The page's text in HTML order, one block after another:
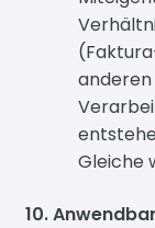
Gleiche
10.